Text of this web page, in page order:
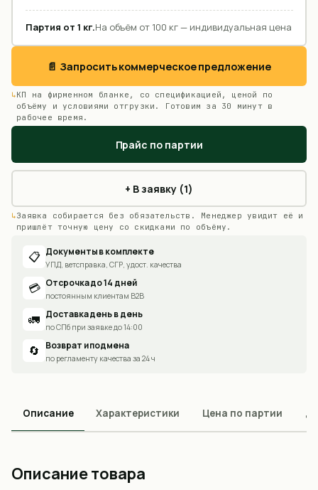
Партия от 1 кг.На объём от 100 кг — индивидуальная цена
📄 Запросить коммерческое предложение
КП на фирменном бланке, со спецификацией, ценой по
объёму и условиями отгрузки. Готовим за 30 минут в
рабочее время.
Прайс по партии
+ В заявку (1)
Заявка собирается без обязательств. Менеджер увидит её и
пришлёт точную цену со скидками по объёму.
📋 Документы в комплекте
УПД, ветсправка, СГР, удост. качества
💳 Отсрочка до 14 дней
постоянным клиентам B2B
🚛 Доставка день в день
по СПб при заявке до 14:00
🔄 Возврат и подмена
по регламенту качества за 24 ч
Описание Характеристики Цена по партии
Описание товара